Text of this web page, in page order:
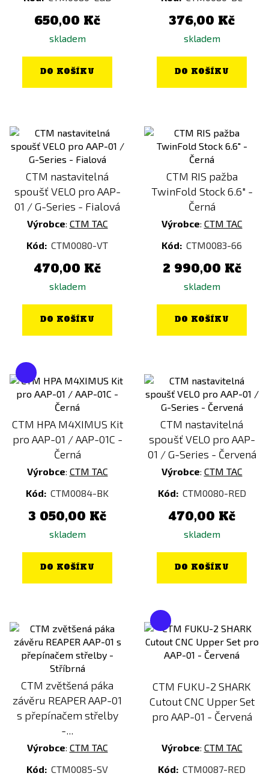
650,00 Kč
skladem
DO KOŠÍKU
376,00 Kč
skladem
DO KOŠÍKU
CTM nastavitelná
spoušť VELO pro AAP-
01 / G-Series - Fialová
Výrobce: CTM TAC
Kód: CTM0080-VT
470,00 Kč
skladem
DO KOŠÍKU
CTM RIS pažba
TwinFold Stock 6.6" -
Černá
Výrobce: CTM TAC
Kód: CTM0083-66
2 990,00 Kč
skladem
DO KOŠÍKU
CTM HPA M4XIMUS Kit
pro AAP-01 / AAP-01C -
Černá
Výrobce: CTM TAC
Kód: CTM0084-BK
3 050,00 Kč
skladem
DO KOŠÍKU
CTM nastavitelná
spoušť VELO pro AAP-
01 / G-Series - Červená
Výrobce: CTM TAC
Kód: CTM0080-RED
470,00 Kč
skladem
DO KOŠÍKU
CTM zvětšená páka
závěru REAPER AAP-01
s přepínačem střelby
-...
Výrobce: CTM TAC
Kód: CTM0085-SV
CTM FUKU-2 SHARK
Cutout CNC Upper Set
pro AAP-01 - Červená
Výrobce: CTM TAC
Kód: CTM0087-RED